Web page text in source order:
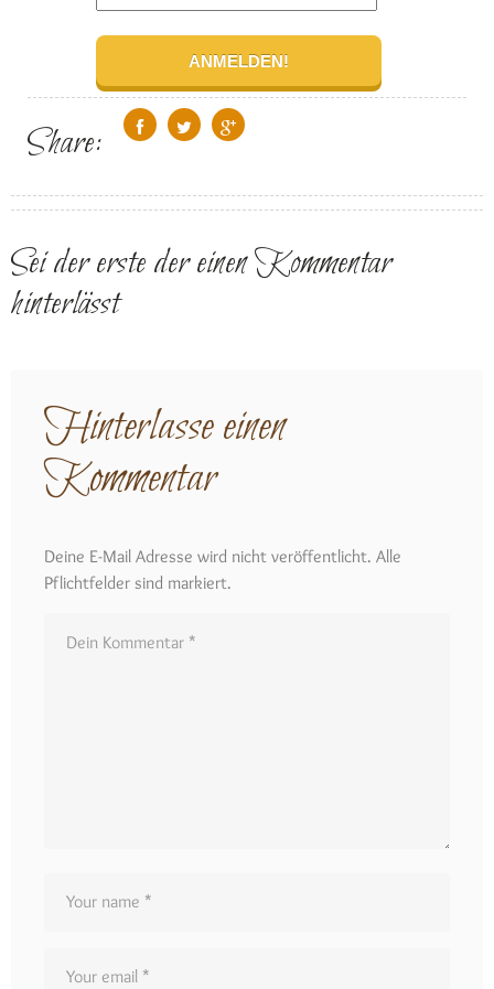
Share:
Sei der erste der einen Kommentar
hinterlässt
Hinterlasse einen
Kommentar
Deine E-Mail Adresse wird nicht veröffentlicht. Alle
Pflichtfelder sind markiert.